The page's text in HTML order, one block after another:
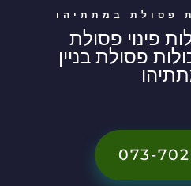
פסולת במתתיהו
פינוי פסולת
פסולת בניין
073-